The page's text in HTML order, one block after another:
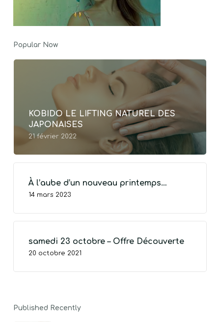
VOTRE PANIER EST VIDE.
Popular Now
KOBIDO LE LIFTING NATUREL DES
JAPONAISES
21 février 2022
À l’aube d’un nouveau printemps…
14 mars 2023
samedi 23 octobre – Offre Découverte
20 octobre 2021
Published Recently